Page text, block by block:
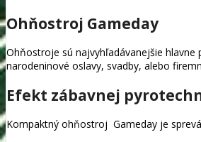
Ohňostroj Gameday
Ohňostroje sú najvyhľadávanejšie hlavne
narodeninové oslavy, svadby, alebo
Efekt zábavnej
Kompaktný ohňostroj Gameday je